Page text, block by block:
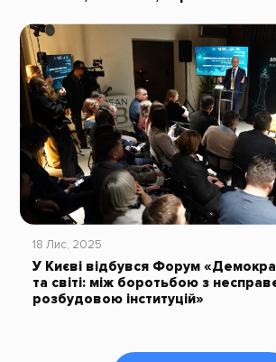
18 Лис, 2025
У Києві відбувся Форум
та світі: між боротьбою з
розбудовою інституцій»